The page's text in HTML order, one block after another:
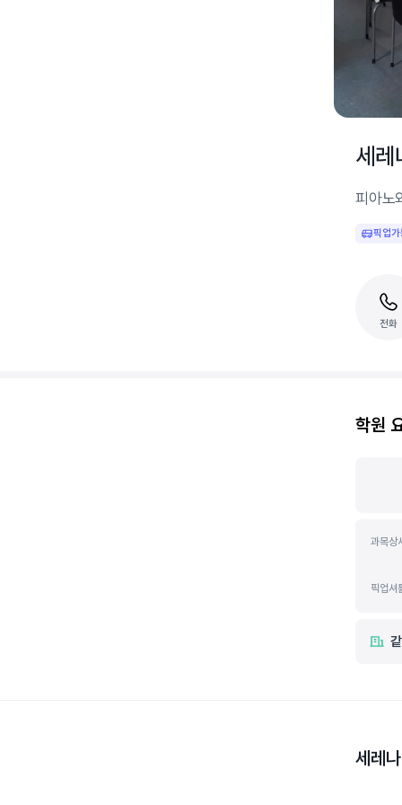
세레
피아노
픽업가
전화
학원
과목상
픽업셔
세레